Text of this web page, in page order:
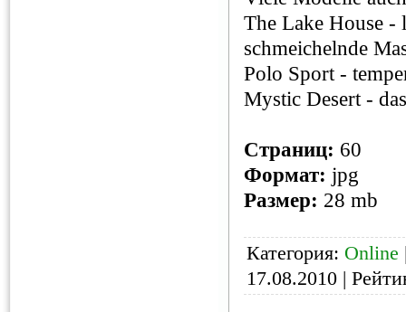
The Lake House -
schmeichelnde
Polo Sport -
Mystic Desert -
Страниц: 60
Формат: jpg
Размер: 28 mb
Категория: Online
17.08.2010 |